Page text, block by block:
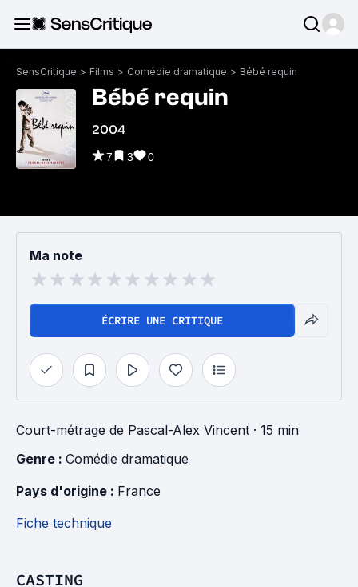
SensCritique > Films > Comédie dramatique > Bébé requin
Bébé requin
2004
7 3 0
Ma note
ÉCRIRE UNE CRITIQUE
Court-métrage de Pascal-Alex Vincent · 15 min
Genre : Comédie dramatique
Pays d'origine : France
Fiche technique
CASTING